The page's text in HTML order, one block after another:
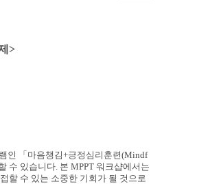
>
인 「마음챙김+긍정심리훈련(Mindf
수 있 습니다 본 MPPT 워크샵에서는
할 수 있는 소중한 기회가 될 것으로